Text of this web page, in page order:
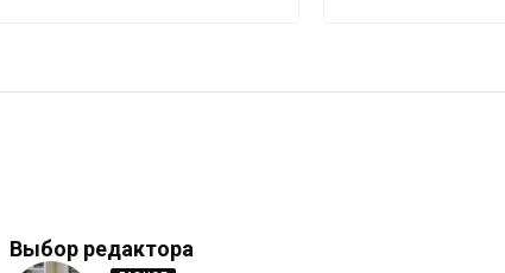
Выбор редактора